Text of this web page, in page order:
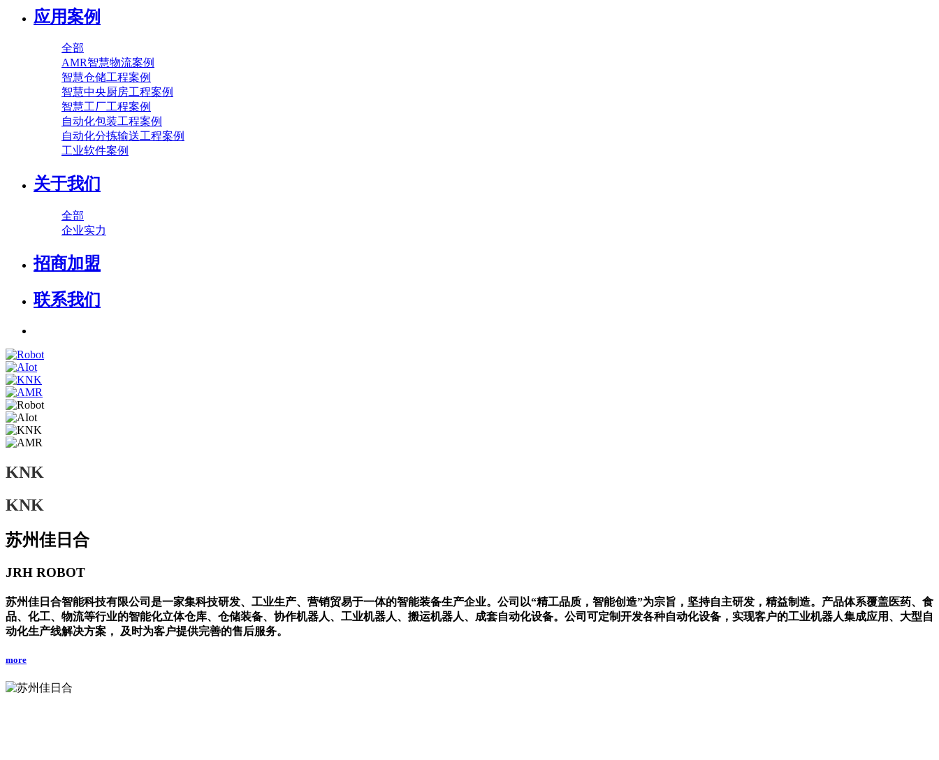
应用案例
全部
AMR智慧物流案例
智慧仓储工程案例
智慧中央厨房工程案例
智慧工厂工程案例
自动化包装工程案例
自动化分拣输送工程案例
工业软件案例
关于我们
全部
企业实力
招商加盟
联系我们
KNK
KNK
苏州佳日合
JRH ROBOT
苏州佳日合智能科技有限公司是一家集科技研发、工业生产、营销贸易于一体的智能装备生产企业。公司以“精工品质，智能创造”为宗旨，坚持自主研发，精益制造。产品体系覆盖医药、食
品、化工、物流等行业的智能化立体仓库、仓储装备、协作机器人、工业机器人、搬运机器人、成套自动化设备。公司可定制开发各种自动化设备，实现客户的工业机器人集成应用、大型自
动化生产线解决方案， 及时为客户提供完善的售后服务。
more